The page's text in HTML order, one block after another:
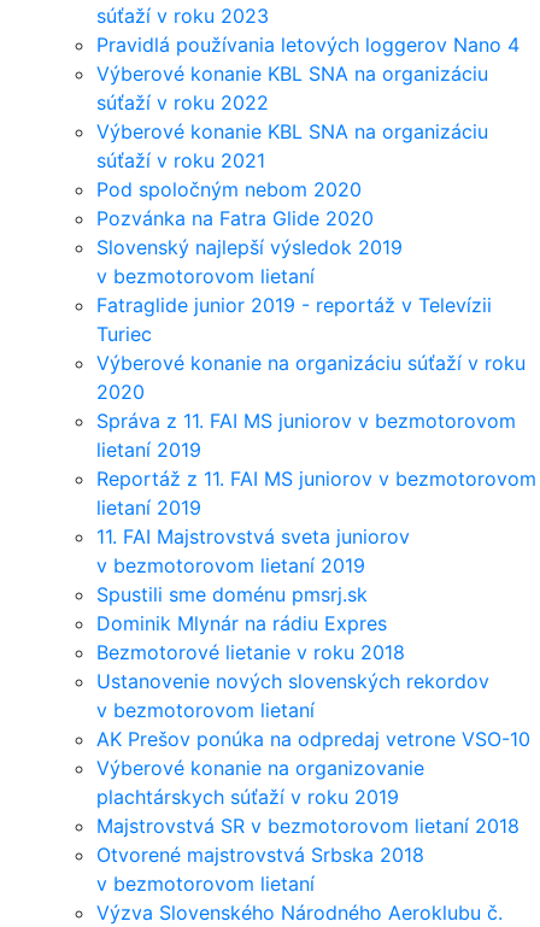
súťaží v roku 2023
Pravidlá používania letových loggerov Nano 4
Výberové konanie KBL SNA na organizáciu
súťaží v roku 2022
Výberové konanie KBL SNA na organizáciu
súťaží v roku 2021
Pod spoločným nebom 2020
Pozvánka na Fatra Glide 2020
Slovenský najlepší výsledok 2019
v bezmotorovom lietaní
Fatraglide junior 2019 - reportáž v Televízii
Turiec
Výberové konanie na organizáciu súťaží v roku
2020
Správa z 11. FAI MS juniorov v bezmotorovom
lietaní 2019
Reportáž z 11. FAI MS juniorov v bezmotorovom
lietaní 2019
11. FAI Majstrovstvá sveta juniorov
v bezmotorovom lietaní 2019
Spustili sme doménu pmsrj.sk
Dominik Mlynár na rádiu Expres
Bezmotorové lietanie v roku 2018
Ustanovenie nových slovenských rekordov
v bezmotorovom lietaní
AK Prešov ponúka na odpredaj vetrone VSO-10
Výberové konanie na organizovanie
plachtárskych súťaží v roku 2019
Majstrovstvá SR v bezmotorovom lietaní 2018
Otvorené majstrovstvá Srbska 2018
v bezmotorovom lietaní
Výzva Slovenského Národného Aeroklubu č.